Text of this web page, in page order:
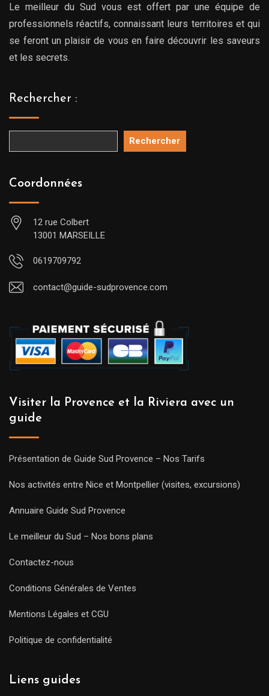
Le meilleur du Sud vous est offert par une équipe de
professionnels réactifs, connaissant leurs territoires et qui
se feront un plaisir de vous en faire découvrir les saveurs
et les secrets.
Rechercher :
Rechercher
Coordonnées
12 rue Colbert
13001 MARSEILLE
0619709792
contact@guide-sudprovence.com
Visiter la Provence et la Riviera avec un
guide
Présentation de Guide Sud Provence – Nos Tarifs
Nos activités entre Nice et Montpellier (visites, excursions)
Annuaire Guide Sud Provence
Le meilleur du Sud – Nos bons plans
Contactez-nous
Conditions Générales de Ventes
Mentions Légales et CGU
Politique de confidentialité
Liens guides